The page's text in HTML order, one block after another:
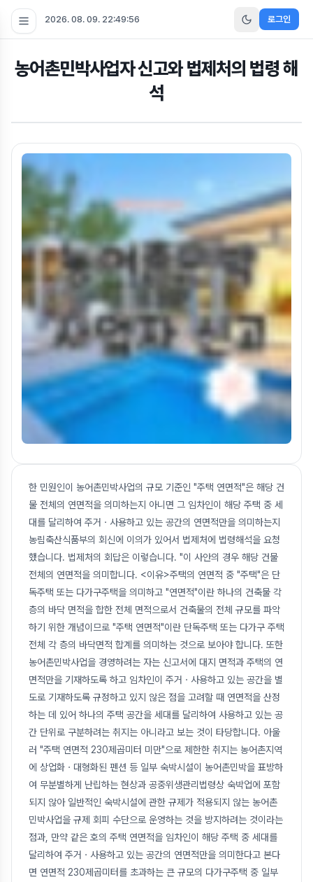
2026. 08. 09. 22:49:56 로그인
농어촌민박사업자 신고와 법제처의 법령 해
석
한 민원인이 농어촌민박사업의 규모 기준인 "주택 연면적"은 해당 건
물 전체의 연면적을 의미하는지 아니면 그 임차인이 해당 주택 중 세
대를 달리하여 주거ㆍ사용하고 있는 공간의 연면적만을 의미하는지
농림축산식품부의 회신에 이의가 있어서 법제처에 법령해석을 요청
했습니다. 법제처의 회답은 이렇습니다. "이 사안의 경우 해당 건물
전체의 연면적을 의미합니다. <이유>주택의 연면적 중 "주택"은 단
독주택 또는 다가구주택을 의미하고 "연면적"이란 하나의 건축물 각
층의 바닥 면적을 합한 전체 면적으로서 건축물의 전체 규모를 파악
하기 위한 개념이므로 "주택 연면적"이란 단독주택 또는 다가구 주택
전체 각 층의 바닥면적 합계를 의미하는 것으로 보아야 합니다. 또한
농어촌민박사업을 경영하려는 자는 신고서에 대지 면적과 주택의 연
면적만을 기재하도록 하고 임차인이 주거ㆍ사용하고 있는 공간을 별
도로 기재하도록 규정하고 있지 않은 점을 고려할 때 연면적을 산정
하는 데 있어 하나의 주택 공간을 세대를 달리하여 사용하고 있는 공
간 단위로 구분하려는 취지는 아니라고 보는 것이 타당합니다. 아울
러 "주택 연면적 230제곱미터 미만"으로 제한한 취지는 농어촌지역
에 상업화ㆍ대형화된 펜션 등 일부 숙박시설이 농어촌민박을 표방하
여 무분별하게 난립하는 현상과 공중위생관리법령상 숙박업에 포함
되지 않아 일반적인 숙박시설에 관한 규제가 적용되지 않는 농어촌
민박사업을 규제 회피 수단으로 운영하는 것을 방지하려는 것이라는
점과, 만약 같은 호의 주택 연면적을 임차인이 해당 주택 중 세대를
달리하여 주거ㆍ사용하고 있는 공간의 연면적만을 의미한다고 본다
면 연면적 230제곱미터를 초과하는 큰 규모의 다가구주택 중 일부